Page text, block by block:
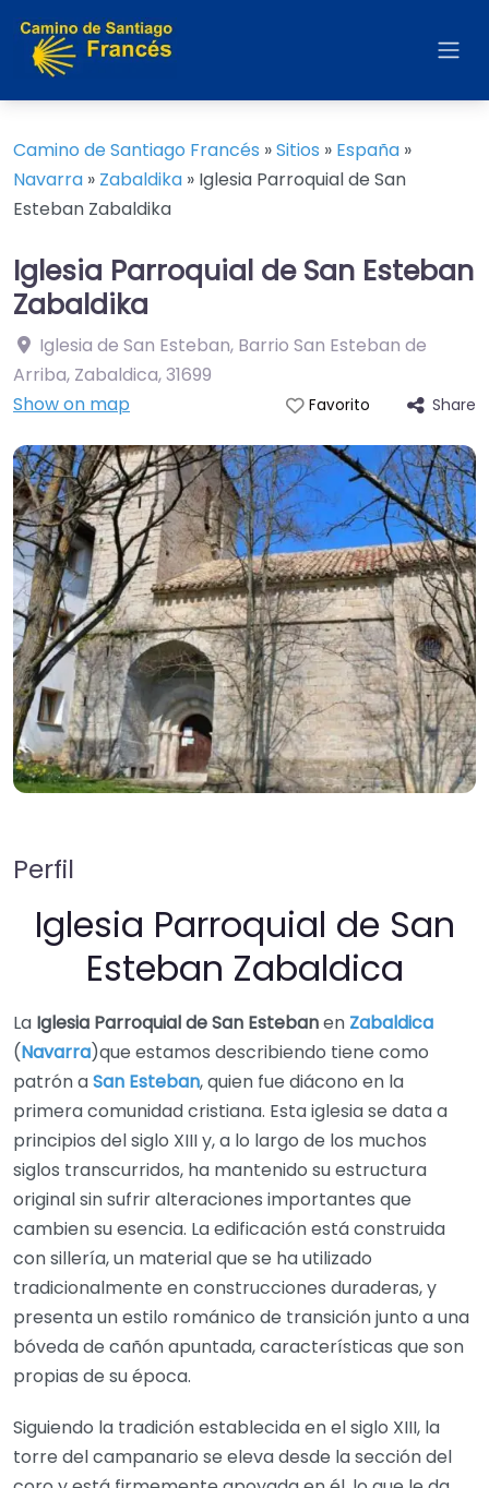
Camino de Santiago Francés »Sitios » España »
Navarra » Zabaldika » Iglesia Parroquial de San
Esteban Zabaldika
Iglesia Parroquial de San Esteban
Zabaldika
Iglesia de San Esteban, Barrio San Esteban de
Arriba, Zabaldica,31699
Show on map
Favorito Share
Perfil
Iglesia Parroquial de San
Esteban Zabaldica
La Iglesia Parroquial de San Estebanen Zabaldica
(Navarra)que estamos describiendo tiene como
patrón aSan Esteban, quien fue diácono en la
primera comunidad cristiana. Esta iglesia se data a
principios del siglo XIII y, a lo largo de los muchos
siglos transcurridos, ha mantenido su estructura
original sin sufrir alteraciones importantes que
cambien su esencia. La edificación está construida
con sillería, un material que se ha utilizado
tradicionalmente en construcciones duraderas, y
presenta un estilo románico de transición junto a una
bóveda de cañón apuntada, características que son
propias de su época.
Siguiendo la tradición establecida en el siglo XIII, la
torre del campanario se eleva desde la sección del